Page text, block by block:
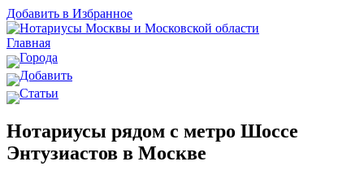
Добавить в Избранное
Главная
Города
Добавить
Статьи
Нотариусы рядом с метро Шоссе
Энтузиастов в Москве